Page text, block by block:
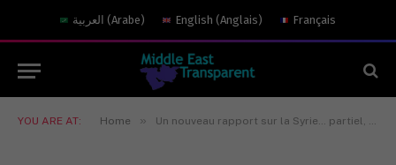
العربية (Arabe) English (Anglais) Français
YOU ARE AT: Home » Un nouveau rapport sur la Syrie… partiel, partial et « fabriqué »